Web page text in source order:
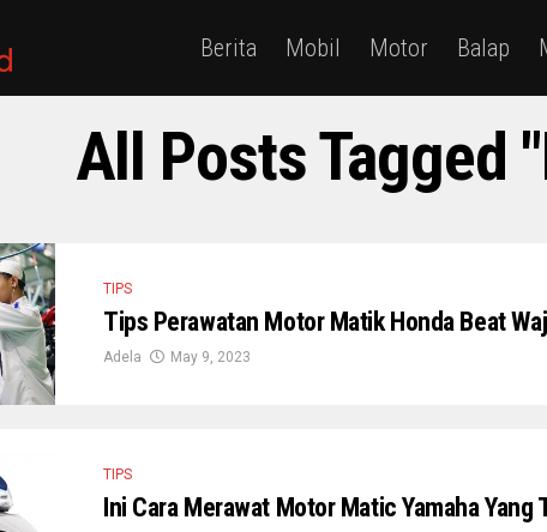
Berita Mobil Motor Balap
All Posts Tagged
TIPS
Tips Perawatan Motor Matik Honda Beat
Adela May 9, 2023
TIPS
Ini Cara Merawat Motor Matic Yamaha Yang